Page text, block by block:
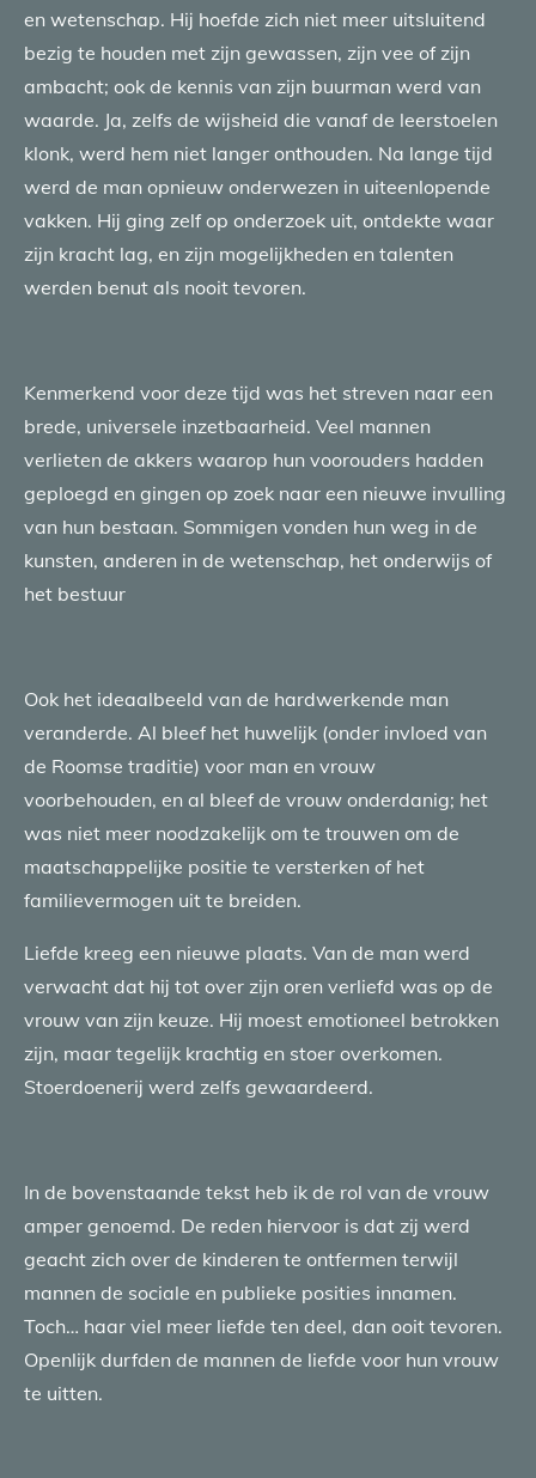
en wetenschap. Hij hoefde zich niet meer uitsluitend
bezig te houden met zijn gewassen, zijn vee of zijn
ambacht; ook de kennis van zijn buurman werd van
waarde. Ja, zelfs de wijsheid die vanaf de leerstoelen
klonk, werd hem niet langer onthouden. Na lange tijd
werd de man opnieuw onderwezen in uiteenlopende
vakken. Hij ging zelf op onderzoek uit, ontdekte waar
zijn kracht lag, en zijn mogelijkheden en talenten
werden benut als nooit tevoren.
Kenmerkend voor deze tijd was het streven naar een
brede, universele inzetbaarheid. Veel mannen
verlieten de akkers waarop hun voorouders hadden
geploegd en gingen op zoek naar een nieuwe invulling
van hun bestaan. Sommigen vonden hun weg in de
kunsten, anderen in de wetenschap, het onderwijs of
het bestuur
Ook het ideaalbeeld van de hardwerkende man
veranderde. Al bleef het huwelijk (onder invloed van
de Roomse traditie) voor man en vrouw
voorbehouden, en al bleef de vrouw onderdanig; het
was niet meer noodzakelijk om te trouwen om de
maatschappelijke positie te versterken of het
familievermogen uit te breiden.
Liefde kreeg een nieuwe plaats. Van de man werd
verwacht dat hij tot over zijn oren verliefd was op de
vrouw van zijn keuze. Hij moest emotioneel betrokken
zijn, maar tegelijk krachtig en stoer overkomen.
Stoerdoenerij werd zelfs gewaardeerd.
In de bovenstaande tekst heb ik de rol van de vrouw
amper genoemd. De reden hiervoor is dat zij werd
geacht zich over de kinderen te ontfermen terwijl
mannen de sociale en publieke posities innamen.
Toch… haar viel meer liefde ten deel, dan ooit tevoren.
Openlijk durfden de mannen de liefde voor hun vrouw
te uitten.